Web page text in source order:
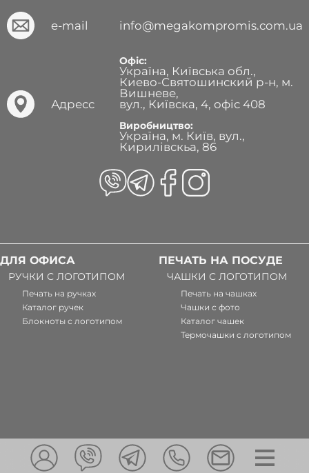
e-mail info@megakompromis.com.ua
Адресс
Офіс:
Україна, Київська обл.,
Киево-Святошинский р-н, м.
Вишневе,
вул., Київска, 4, офіс 408
Виробництво:
Україна, м. Київ, вул.,
Кирилівскьа, 86
ДЛЯ ОФИСА
РУЧКИ С ЛОГОТИПОМ
Печать на ручках
Каталог ручек
Блокноты с логотипом
ПЕЧАТЬ НА ПОСУДЕ
ЧАШКИ С ЛОГОТИПОМ
Печать на чашках
Чашки с фото
Каталог чашек
Термочашки с логотипом